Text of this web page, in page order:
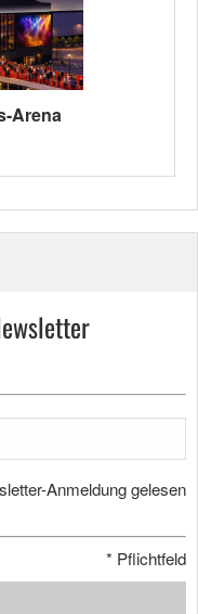
Arena
Anmeldung gelesen
* Pflichtfeld